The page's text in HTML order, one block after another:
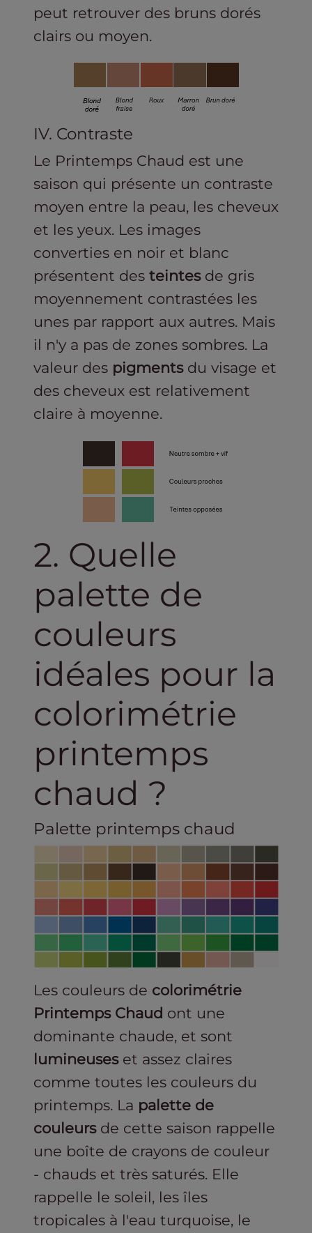
peut retrouver des bruns dorés
clairs ou moyen.
IV. Contraste
Le Printemps Chaud est une
saison qui présente un contraste
moyen entre la peau, les cheveux
et les yeux. Les images
converties en noir et blanc
présentent des teintesde gris
moyennement contrastées les
unes par rapport aux autres. Mais
il n'y a pas de zones sombres. La
valeur des pigmentsdu visage et
des cheveux est relativement
claire à moyenne.‍
2. Quelle
palette de
couleurs
idéales pour la
colorimétrie
printemps
chaud ?
Palette printemps chaud
Les couleurs de colorimétrie
Printemps Chaud ont une
dominante chaude, et sont
lumineuseset assez claires
comme toutes les couleurs du
printemps. La palette de
couleursde cette saison rappelle
une boîte de crayons de couleur
- chauds et très saturés. Elle
rappelle le soleil, les îles
tropicales à l'eau turquoise, le